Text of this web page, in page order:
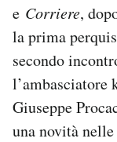
e Corriere,
la prima
secondo
l’ambasciatore
Giuseppe
una novità